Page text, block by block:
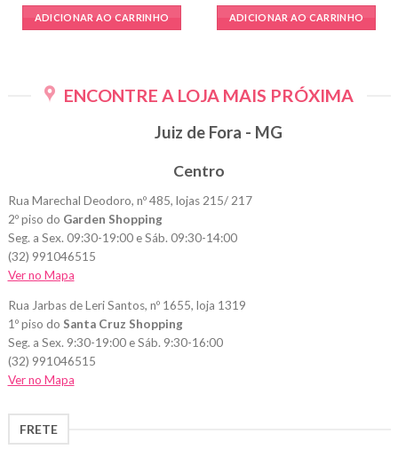
ADICIONAR AO CARRINHO ADICIONAR AO CARRINHO
ENCONTRE A LOJA MAIS PRÓXIMA
Juiz de Fora - MG
Centro
Rua Marechal Deodoro, nº 485, lojas 215/ 217
2º piso do Garden Shopping
Seg. a Sex. 09:30-19:00 e Sáb. 09:30-14:00
(32) 991046515
Ver no Mapa
Rua Jarbas de Leri Santos, nº 1655, loja 1319
1º piso do Santa Cruz Shopping
Seg. a Sex. 9:30-19:00 e Sáb. 9:30-16:00
(32) 991046515
Ver no Mapa
FRETE